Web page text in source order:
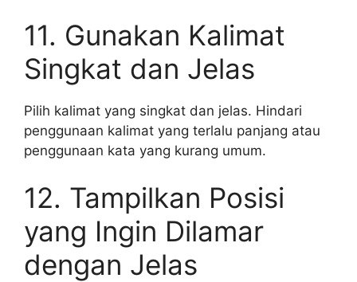
11. Gunakan Kalimat
Singkat dan Jelas
Pilih kalimat yang singkat dan jelas. Hindari
penggunaan kalimat yang terlalu panjang atau
penggunaan kata yang kurang umum.
12. Tampilkan Posisi
yang Ingin Dilamar
dengan Jelas